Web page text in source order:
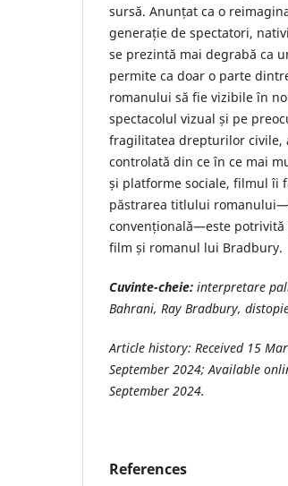
sursă. Anunțat ca o
generație de spectatori,
se prezintă mai degrabă ca
permite ca doar o parte
romanului să fie vizibile în
spectacolul vizual și pe
fragilitatea drepturilor civile,
controlată din ce în ce mai
și platforme sociale, filmul îi
păstrarea titlului
convențională—este
film și romanul lui Bradbury.
Cuvinte-cheie: interpretare
Bahrani, Ray Bradbury,
Article history: Received 15
September 2024; Available
September 2024.
References